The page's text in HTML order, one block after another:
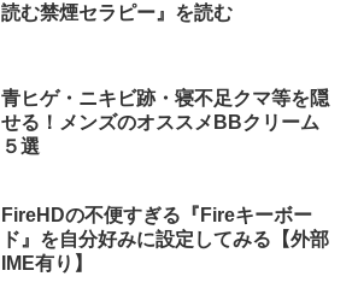
読む禁煙セラピー』を読む
青ヒゲ・ニキビ跡・寝不足クマ等を隠
せる！メンズのオススメBBクリーム
５選
FireHDの不便すぎる『Fireキーボー
ド』を自分好みに設定してみる【外部
IME有り】